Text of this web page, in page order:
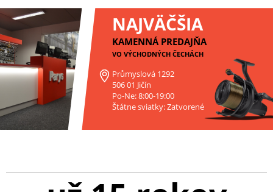
NAJVÄČŠIA
KAMENNÁ PREDAJŇA
VO VÝCHODNÝCH ČECHÁCH
Průmyslová 1292
506 01 Jičín
Po-Ne: 8:00-19:00
Štátne sviatky: Zatvorené